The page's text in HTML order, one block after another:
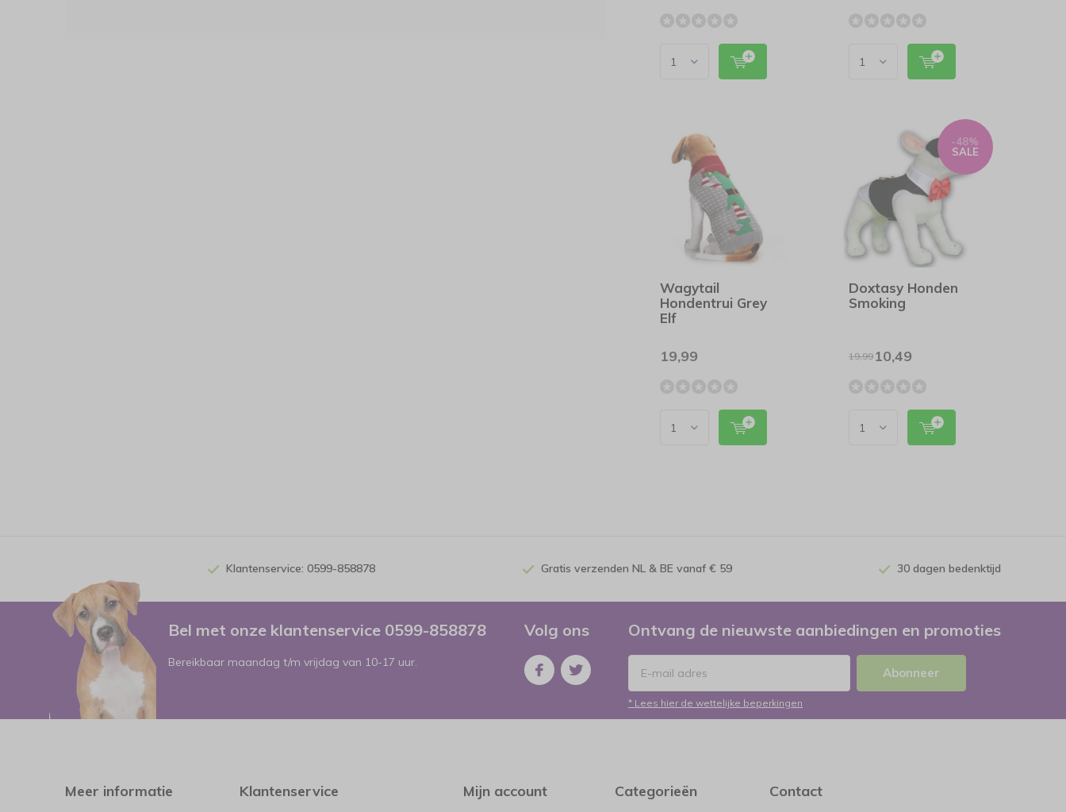
Wagytail
Hondentrui Grey
Elf
19,99
Doxtasy Honden
Smoking
-48%
SALE
19,9910,49
Klantenservice: 0599-858878 Gratis verzenden NL & BE vanaf € 59 30 dagen bedenktijd
Bel met onze klantenservice 0599-858878
Bereikbaar maandag t/m vrijdag van 10-17 uur.
Volg ons Ontvang de nieuwste aanbiedingen en promoties
Abonneer
* Lees hier de wettelijke beperkingen
Meer informatie Klantenservice Mijn account Categorieën Contact